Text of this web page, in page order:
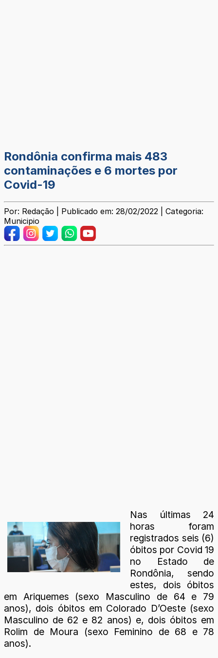
Rondônia confirma mais 483
contaminações e 6 mortes por
Covid-19
Por: Redação | Publicado em: 28/02/2022 | Categoria:
Municipio
Nas últimas 24
horas foram
registrados seis (6)
óbitos por Covid 19
no Estado de
Rondônia, sendo
estes, dois óbitos
em Ariquemes (sexo Masculino de 64 e 79
anos), dois óbitos em Colorado D’Oeste (sexo
Masculino de 62 e 82 anos) e, dois óbitos em
Rolim de Moura (sexo Feminino de 68 e 78
anos).